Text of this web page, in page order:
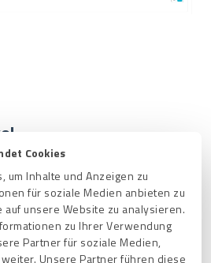
Cookies
um Inhalte und Anzeigen zu
für soziale Medien anbieten zu
unsere Website zu analysieren.
zu Ihrer Verwendung
Partner für soziale Medien,
Unsere Partner führen diese
zur Umfrage einladen
Kompetenzen und wie werden
Google-Bewertungen in
Es wurden aber nur Bewertungen